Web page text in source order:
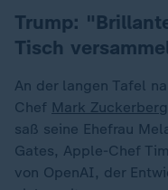
Trump:
Tisch
An der langen Tafel
Chef Mark Zuckerberg
saß seine Ehefrau
Gates, Apple-Chef
von OpenAI, der